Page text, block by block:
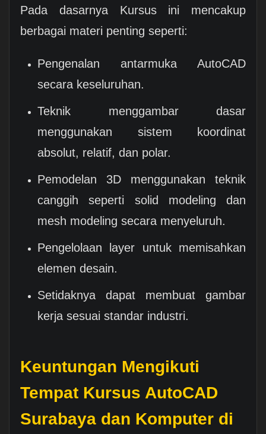
Pada dasarnya Kursus ini mencakup
berbagai materi penting seperti:
Pengenalan antarmuka AutoCAD
secara keseluruhan.
Teknik menggambar dasar
menggunakan sistem koordinat
absolut, relatif, dan polar.
Pemodelan 3D menggunakan teknik
canggih seperti solid modeling dan
mesh modeling secara menyeluruh.
Pengelolaan layer untuk memisahkan
elemen desain.
Setidaknya dapat membuat gambar
kerja sesuai standar industri.
Keuntungan Mengikuti
Tempat Kursus AutoCAD
Surabaya dan Komputer di